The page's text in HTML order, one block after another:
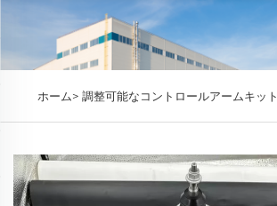
ホーム> 調整可能なコントロールアームキット